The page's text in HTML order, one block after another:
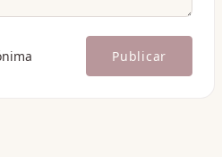
Publicar